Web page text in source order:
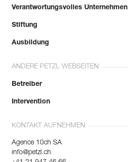
Verantwortungsvolles Unternehmen
Stiftung
Ausbildung
ANDERE PETZL WEBSEITEN
Betreiber
Intervention
KONTAKT AUFNEHMEN
Agence 10ch SA
info@petzl.ch